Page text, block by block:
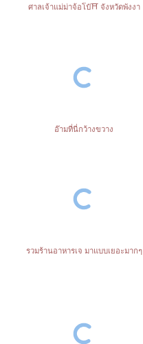
ศาลเจ้าแม่ม่าจ้อโป๋⛩ จังหวัดพังงา
อ๊ามที่นี่กว้างขวาง
รวมร้านอาหารเจ มาแบบเยอะมากๆ